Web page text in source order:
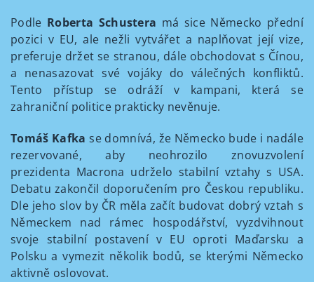
Podle Roberta Schustera má sice Německo přední
pozici v EU, ale nežli vytvářet a naplňovat její vize,
preferuje držet se stranou, dále obchodovat s Čínou,
a nenasazovat své vojáky do válečných konfliktů.
Tento přístup se odráží v kampani, která se
zahraniční politice prakticky nevěnuje.
Tomáš Kafka se domnívá, že Německo bude i nadále
rezervované, aby neohrozilo znovuzvolení
prezidenta Macrona udrželo stabilní vztahy s USA.
Debatu zakončil doporučením pro Českou republiku.
Dle jeho slov by ČR měla začít budovat dobrý vztah s
Německem nad rámec hospodářství, vyzdvihnout
svoje stabilní postavení v EU oproti Maďarsku a
Polsku a vymezit několik bodů, se kterými Německo
aktivně oslovovat.